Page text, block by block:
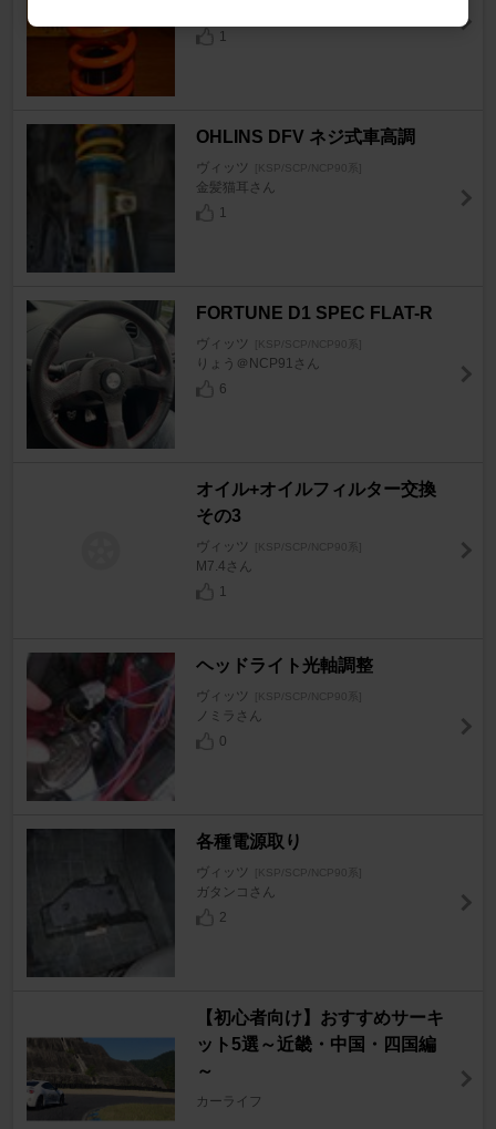
1
OHLINS DFV ネジ式車高調
ヴィッツ [KSP/SCP/NCP90系]
金髪猫耳さん
1
FORTUNE D1 SPEC FLAT-R
ヴィッツ [KSP/SCP/NCP90系]
りょう＠NCP91さん
6
オイル+オイルフィルター交換
その3
ヴィッツ [KSP/SCP/NCP90系]
M7.4さん
1
ヘッドライト光軸調整
ヴィッツ [KSP/SCP/NCP90系]
ノミラさん
0
各種電源取り
ヴィッツ [KSP/SCP/NCP90系]
ガタンコさん
2
【初心者向け】おすすめサーキ
ット5選～近畿・中国・四国編
～
カーライフ